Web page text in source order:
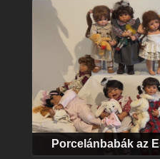
Porcelánbabák az